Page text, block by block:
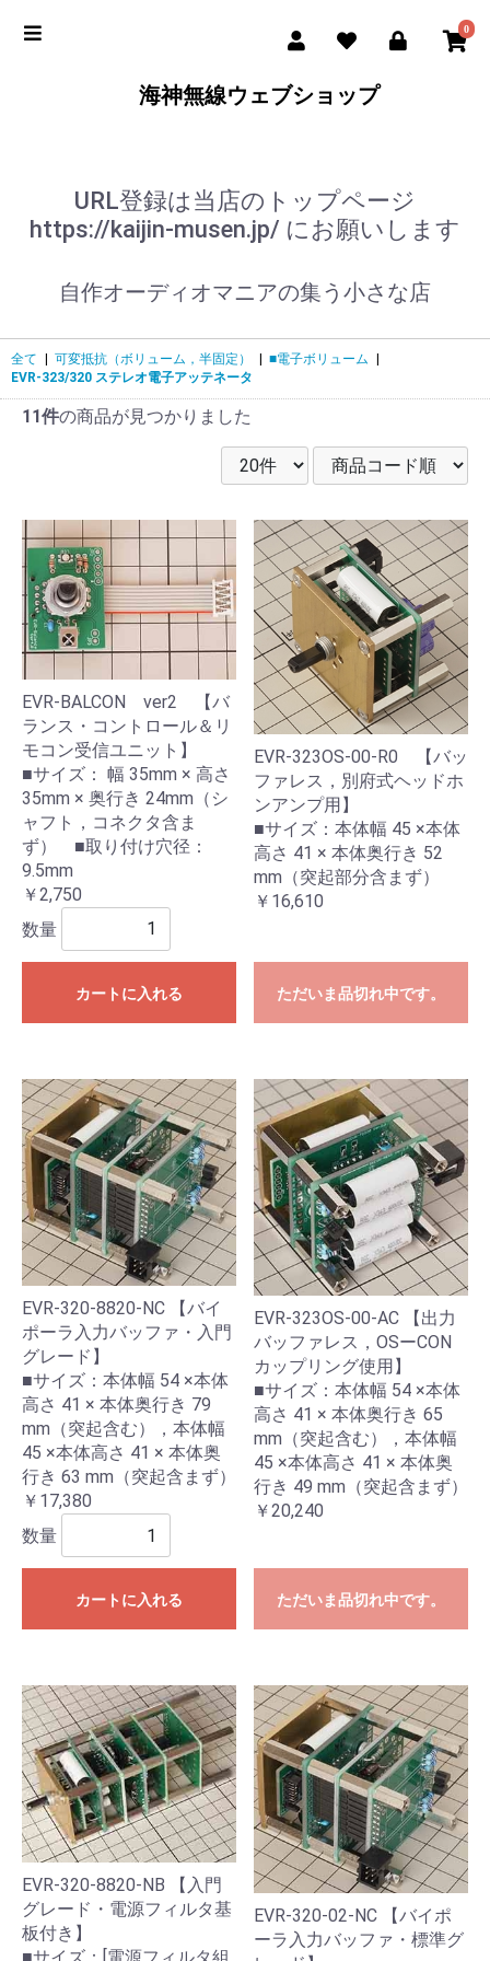
0
海神無線ウェブショップ
URL登録は当店のトップページ
https://kaijin-musen.jp/ にお願いします
自作オーディオマニアの集う小さな店
全て 可変抵抗（ボリューム，半固定） ■電子ボリューム
EVR-323/320 ステレオ電子アッテネータ
11件の商品が見つかりました
EVR-BALCON ver2 【バ
ランス・コントロール＆リ
モコン受信ユニット】
■サイズ： 幅 35mm × 高さ
35mm × 奥行き 24mm（シ
ャフト，コネクタ含ま
ず） ■取り付け穴径：
9.5mm
￥2,750
数量
カートに入れる
EVR-323OS-00-R0 【バッ
ファレス，別府式ヘッドホ
ンアンプ用】
■サイズ：本体幅 45 ×本体
高さ 41 × 本体奥行き 52
mm（突起部分含まず）
￥16,610
ただいま品切れ中です。
EVR-320-8820-NC 【バイ
ポーラ入力バッファ・入門
グレード】
■サイズ：本体幅 54 ×本体
高さ 41 × 本体奥行き 79
mm（突起含む），本体幅
45 ×本体高さ 41 × 本体奥
行き 63 mm（突起含まず）
￥17,380
数量
カートに入れる
EVR-323OS-00-AC 【出力
バッファレス，OSーCON
カップリング使用】
■サイズ：本体幅 54 ×本体
高さ 41 × 本体奥行き 65
mm（突起含む），本体幅
45 ×本体高さ 41 × 本体奥
行き 49 mm（突起含まず）
￥20,240
ただいま品切れ中です。
EVR-320-8820-NB 【入門
グレード・電源フィルタ基
板付き】
■サイズ：[電源フィルタ組
EVR-320-02-NC 【バイポ
ーラ入力バッファ・標準グ